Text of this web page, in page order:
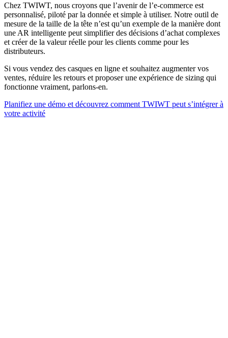
Chez TWIWT, nous croyons que l’avenir de l’e-commerce est
personnalisé, piloté par la donnée et simple à utiliser. Notre outil de
mesure de la taille de la tête n’est qu’un exemple de la manière dont
une AR intelligente peut simplifier des décisions d’achat complexes
et créer de la valeur réelle pour les clients comme pour les
distributeurs.
Si vous vendez des casques en ligne et souhaitez augmenter vos
ventes, réduire les retours et proposer une expérience de sizing qui
fonctionne vraiment, parlons-en.
Planifiez une démo et découvrez comment TWIWT peut s’intégrer à
votre activité